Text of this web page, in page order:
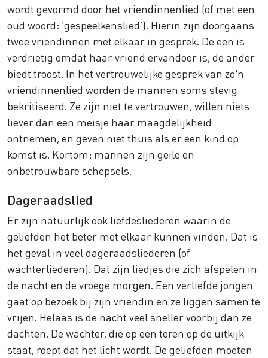
wordt gevormd door het vriendinnenlied (of met een
oud woord: ‘gespeelkenslied’). Hierin zijn doorgaans
twee vriendinnen met elkaar in gesprek. De een is
verdrietig omdat haar vriend ervandoor is, de ander
biedt troost. In het vertrouwelijke gesprek van zo'n
vriendinnenlied worden de mannen soms stevig
bekritiseerd. Ze zijn niet te vertrouwen, willen niets
liever dan een meisje haar maagdelijkheid
ontnemen, en geven niet thuis als er een kind op
komst is. Kortom: mannen zijn geile en
onbetrouwbare schepsels.
Dageraadslied
Er zijn natuurlijk ook liefdesliederen waarin de
geliefden het beter met elkaar kunnen vinden. Dat is
het geval in veel dageraadsliederen (of
wachterliederen). Dat zijn liedjes die zich afspelen in
de nacht en de vroege morgen. Een verliefde jongen
gaat op bezoek bij zijn vriendin en ze liggen samen te
vrijen. Helaas is de nacht veel sneller voorbij dan ze
dachten. De wachter, die op een toren op de uitkijk
staat, roept dat het licht wordt. De geliefden moeten